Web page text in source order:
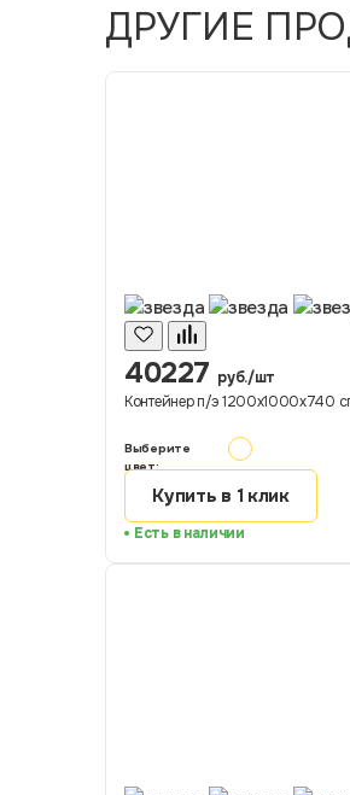
ДРУГИЕ
40227 руб./шт
Контейнер п/э 1200х1000х740
Выберите
цвет:
Купить в 1 клик
Есть в наличии